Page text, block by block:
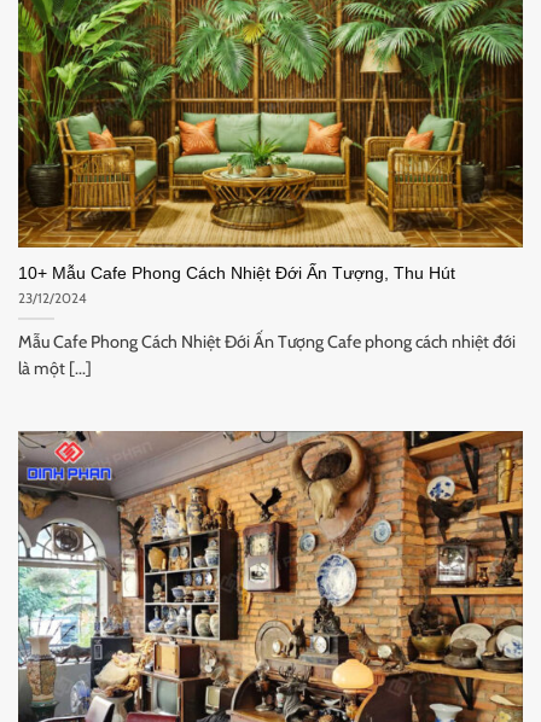
10+ Mẫu Cafe Phong Cách Nhiệt Đới Ấn Tượng, Thu Hút
23/12/2024
Mẫu Cafe Phong Cách Nhiệt Đới Ấn Tượng Cafe phong cách nhiệt đới
là một [...]